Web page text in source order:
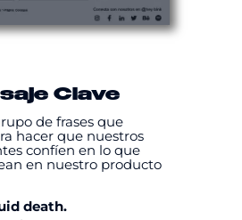
Clave
de frases que
hacer que nuestros
confíen en lo que
en nuestro producto
death.